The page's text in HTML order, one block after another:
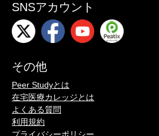
SNSアカウント
その他
Peer Studyとは
在宅医療カレッジとは
よくある質問
利用規約